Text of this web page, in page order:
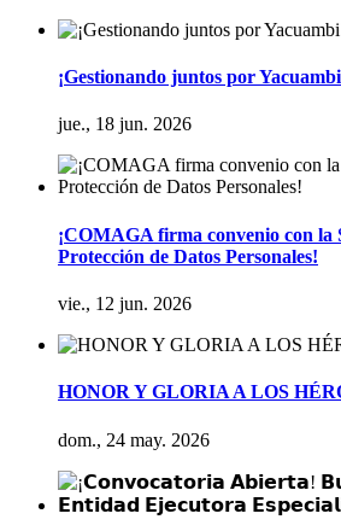
¡Gestionando juntos por
jue., 18 jun. 2026
¡COMAGA firma convenio con la
Protección de Datos Personales!
vie., 12 jun. 2026
HONOR Y GLORIA A LOS
dom., 24 may. 2026